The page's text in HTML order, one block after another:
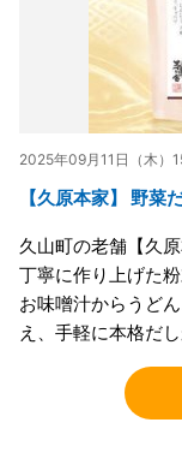
2025年09月11日（木）
【久原本家】 野菜
久山町の老舗【久
丁寧に作り上げた粉
お味噌汁からうど
え、手軽に本格だ